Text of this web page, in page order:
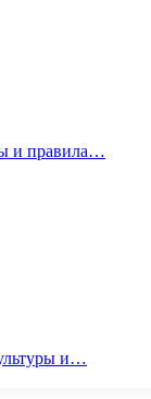
и правила…
и…